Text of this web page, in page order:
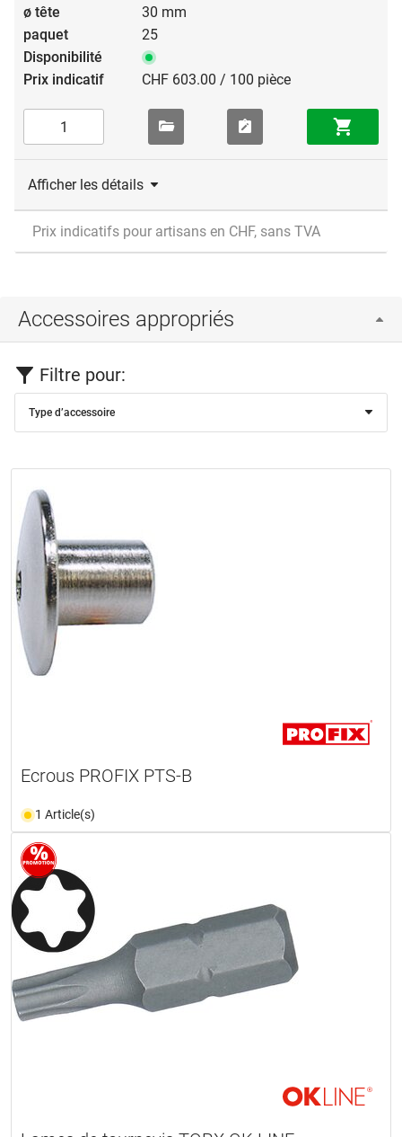
30 mm
25
CHF 603.00 / 100 pièce
Afficher les détails
Prix indicatifs pour artisans en CHF, sans TVA
Accessoires appropriés
Filtre pour:
Type d’accessoire
Ecrous PROFIX PTS-B
1 Article(s)